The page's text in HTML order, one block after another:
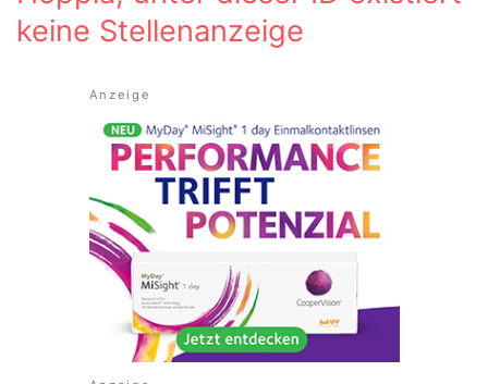
keine Stellenanzeige